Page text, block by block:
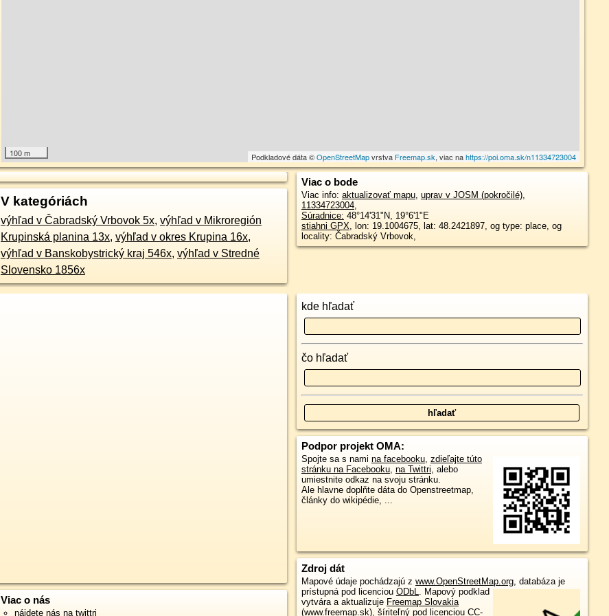
100 m Podkladové dáta ©OpenStreetMapvrstva Freemap.sk, viac nahttps://poi.oma.sk/n11334723004
V kategóriách
výhľad v Čabradský Vrbovok 5x, výhľad v Mikroregión
Krupinská planina 13x, výhľad v okres Krupina 16x,
výhľad v Banskobystrický kraj 546x, výhľad v Stredné
Slovensko 1856x
Viac o bode
Viac info: aktualizovať mapu, uprav v JOSM (pokročilé),
11334723004,
Súradnice: 48°14'31"N, 19°6'1"E
stiahni GPX, lon: 19.1004675, lat: 48.2421897, og type: place, og
locality: Čabradský Vrbovok,
Viac o nás
nájdete nás na twittri
kde hľadať
čo hľadať
Podpor projekt OMA:
Spojte sa s nami na facebooku, zdieľajte túto
stránku na Facebooku, na Twittri, alebo
umiestnite odkaz na svoju stránku.
Ale hlavne doplňte dáta do Openstreetmap,
články do wikipédie, ...
Zdroj dát
Mapové údaje pochádzajú z www.OpenStreetMap.org, databáza je
prístupná pod licenciou ODbL. Mapový podklad
vytvára a aktualizuje Freemap Slovakia
(www.freemap.sk), šíriteľný pod licenciou CC-